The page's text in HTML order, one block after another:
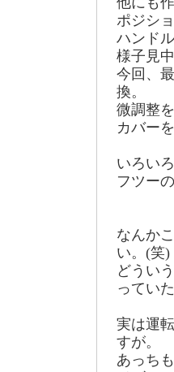
ポジシ
ハンド
様子見
今回、
換。
微調整
カバー
いろい
フツー
なんか
い。(笑)
どうい
ってい
実は運
すが。
あっち